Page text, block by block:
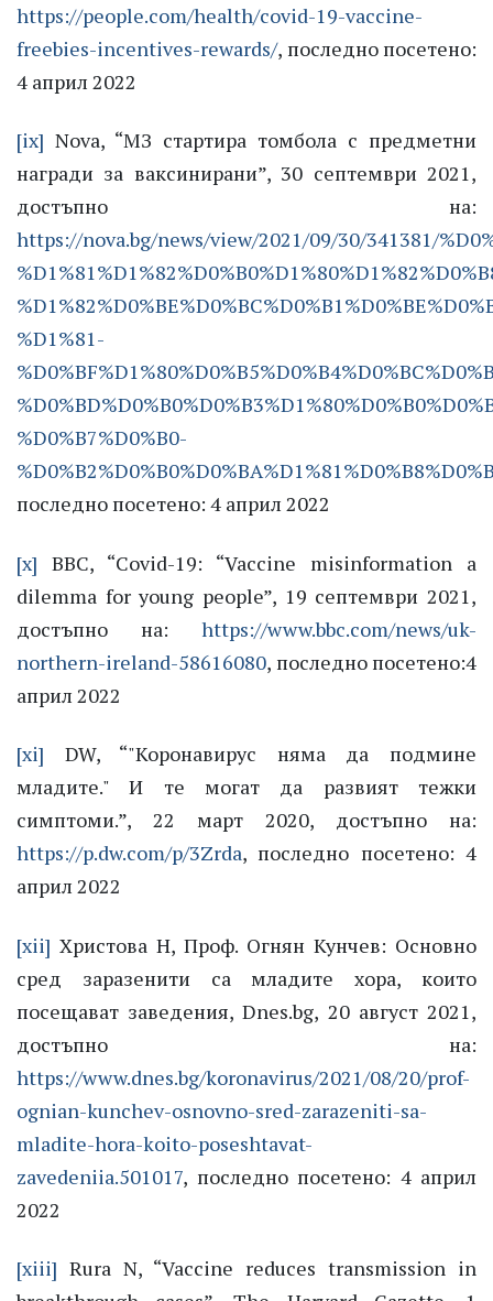
https://people.com/health/covid-19-vaccine-
freebies-incentives-rewards/, последно посетено:
4 април 2022
[ix] Nova, “МЗ стартира томбола с предметни
награди за ваксинирани”, 30 септември 2021,
достъпно на:
https://nova.bg/news/view/2021/09/30/341381/
%D1%81-
%D0%B7%D0%B0-
последно посетено: 4 април 2022
[x] BBC, “Covid-19: “Vaccine misinformation a
dilemma for young people”, 19 септември 2021,
достъпно на: https://www.bbc.com/news/uk-
northern-ireland-58616080, последно посетено:4
април 2022
[xi] DW, “"Коронавирус няма да подмине
младите." И те могат да развият тежки
симптоми.”, 22 март 2020, достъпно на:
https://p.dw.com/p/3Zrda, последно посетено: 4
април 2022
[xii] Христова Н, Проф. Огнян Кунчев: Основно
сред заразенити са младите хора, които
посещават заведения, Dnes.bg, 20 август 2021,
достъпно на:
https://www.dnes.bg/koronavirus/2021/08/20/prof-
ognian-kunchev-osnovno-sred-zarazeniti-sa-
mladite-hora-koito-poseshtavat-
zavedeniia.501017, последно посетено: 4 април
2022
[xiii] Rura N, “Vaccine reduces transmission in